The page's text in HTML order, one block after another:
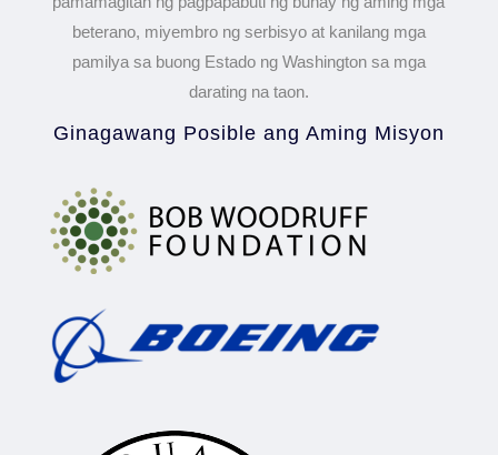
beterano, miyembro ng serbisyo at kanilang mga
pamilya sa buong Estado ng Washington sa mga
darating na taon.
Ginagawang Posible ang Aming Misyon